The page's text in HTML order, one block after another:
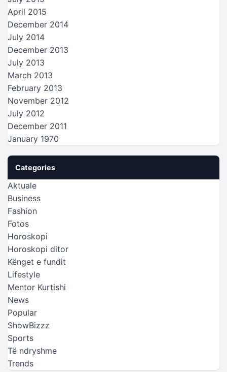
April 2015
December 2014
July 2014
December 2013
July 2013
March 2013
February 2013
November 2012
July 2012
December 2011
January 1970
Categories
Aktuale
Business
Fashion
Fotos
Horoskopi
Horoskopi ditor
Kënget e fundit
Lifestyle
Mentor Kurtishi
News
Popular
ShowBizzz
Sports
Të ndryshme
Trends